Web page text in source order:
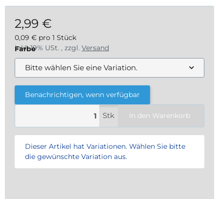
2,99 €
0,09 € pro 1 Stück
inkl. 19% USt. , zzgl. Versand
Farbe
Bitte wählen Sie eine Variation.
Benachrichtigen, wenn verfügbar
Stk In den Warenkorb
x
Dieser Artikel hat Variationen. Wählen Sie bitte
die gewünschte Variation aus.